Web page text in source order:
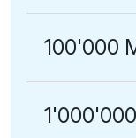
100'000